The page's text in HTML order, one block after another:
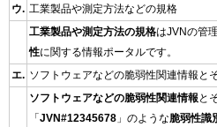
ウ. 工業製品や測定方法などの規格
工業製品や測定方法の規格はJVNの管
性に関する情報ポータルです。
エ. ソフトウェアなどの脆弱性関連情報と
ソフトウェアなどの脆弱性関連情報 と
「 JVN#12345678 」のような脆弱性識